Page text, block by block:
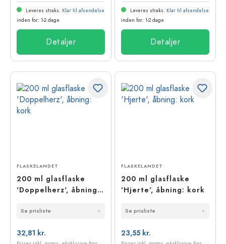
Leveres straks. Klar til afsendelse
inden for: 1-2 dage
Detaljer
Leveres straks. Klar til afsendelse
inden for: 1-2 dage
Detaljer
FLASKELANDET
200 ml glasflaske
'Doppelherz', åbning:
Se prisliste
32,81 kr.
FLASKELANDET
200 ml glasflaske
'Hjerte', åbning: kork
Se prisliste
23,55 kr.